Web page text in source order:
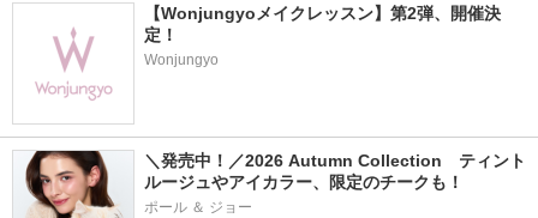
【Wonjungyoメイクレッスン】第2弾、開催決
定！
Wonjungyo
＼発売中！／2026 Autumn Collection　ティント
ルージュやアイカラー、限定のチークも！
ポール ＆ ジョー